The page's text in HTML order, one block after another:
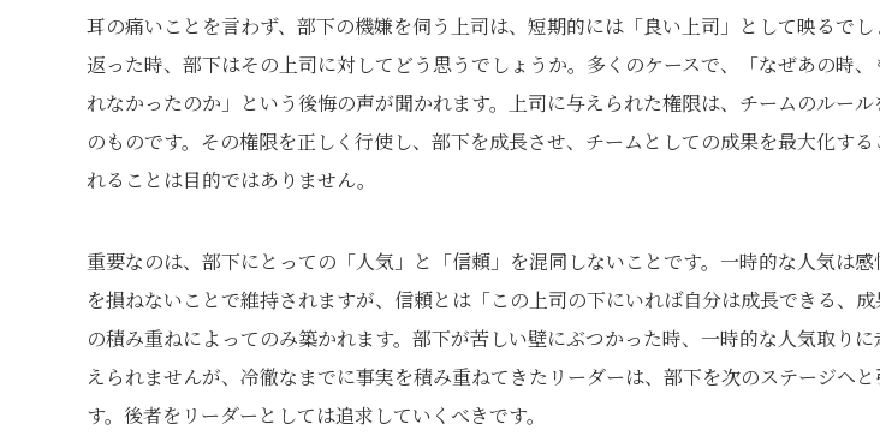
耳の痛いことを言わず、部下の機嫌を伺う上司は、短期的には「良い上司」として映るで
返った時、部下はその上司に対してどう思うでしょうか。多くのケースで、「なぜあの時、
れなかったのか」という後悔の声が聞かれます。上司に与えられた権限は、チームのルー
のものです。その権限を正しく行使し、部下を成長させ、チームとしての成果を最大化す
れることは目的ではありません。
重要なのは、部下にとっての「人気」と「信頼」を混同しないことです。一時的な人気は
を損ねないことで維持されますが、信頼とは「この上司の下にいれば自分は成長できる、
の積み重ねによってのみ築かれます。部下が苦しい壁にぶつかった時、一時的な人気取り
えられませんが、冷徹なまでに事実を積み重ねてきたリーダーは、部下を次のステージへ
す。後者をリーダーとしては追求していくべきです。